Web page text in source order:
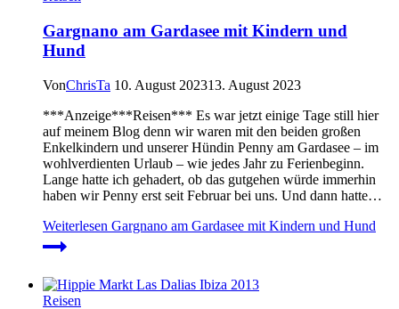
Gargnano am Gardasee mit Kindern und
Hund
VonChrisTa 10. August 202313. August 2023
***Anzeige***Reisen*** Es war jetzt einige Tage still hier
auf meinem Blog denn wir waren mit den beiden großen
Enkelkindern und unserer Hündin Penny am Gardasee – im
wohlverdienten Urlaub – wie jedes Jahr zu Ferienbeginn.
Lange hatte ich gehadert, ob das gutgehen würde immerhin
haben wir Penny erst seit Februar bei uns. Und dann hatte…
Weiterlesen Gargnano am Gardasee mit Kindern und Hund
Reisen